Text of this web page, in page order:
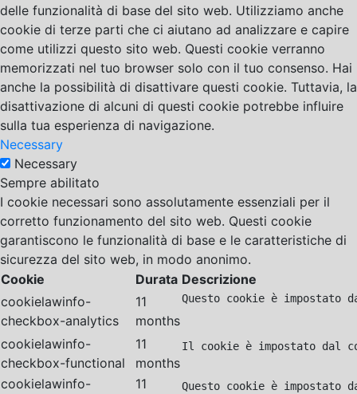
delle funzionalità di base del sito web. Utilizziamo anche
cookie di terze parti che ci aiutano ad analizzare e capire
come utilizzi questo sito web. Questi cookie verranno
memorizzati nel tuo browser solo con il tuo consenso. Hai
anche la possibilità di disattivare questi cookie. Tuttavia, la
disattivazione di alcuni di questi cookie potrebbe influire
sulla tua esperienza di navigazione.
Necessary
Necessary
Sempre abilitato
I cookie necessari sono assolutamente essenziali per il
corretto funzionamento del sito web. Questi cookie
garantiscono le funzionalità di base e le caratteristiche di
sicurezza del sito web, in modo anonimo.
Cookie
Durata Descrizione
cookielawinfo-
checkbox-analytics
11
months
Questo cookie è
cookielawinfo-
checkbox-functional
11
months
Il cookie è impostato dal
cookielawinfo-
11
Questo cookie è impostato